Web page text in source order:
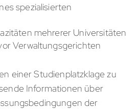
spezialisierten
mehrerer Universitäten
Verwaltungsgerichten
einer Studienplatzklage zu
Informationen über
der